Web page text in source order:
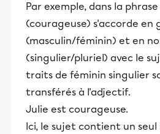
Par exemple, dans la
(courageuse) s'accorde en
(masculin/féminin) et en
(singulier/pluriel) avec le
traits de féminin singulier
transférés à l'adjectif.
Julie est courageuse.
Ici, le sujet contient un seul